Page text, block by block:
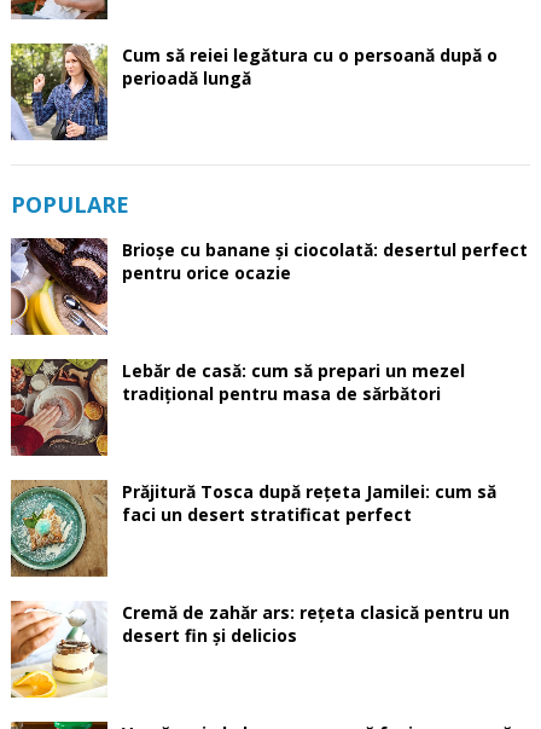
Cum să reiei legătura cu o persoană după o
perioadă lungă
POPULARE
Brioșe cu banane și ciocolată: desertul perfect
pentru orice ocazie
Lebăr de casă: cum să prepari un mezel
tradițional pentru masa de sărbători
Prăjitură Tosca după rețeta Jamilei: cum să
faci un desert stratificat perfect
Cremă de zahăr ars: rețeta clasică pentru un
desert fin și delicios